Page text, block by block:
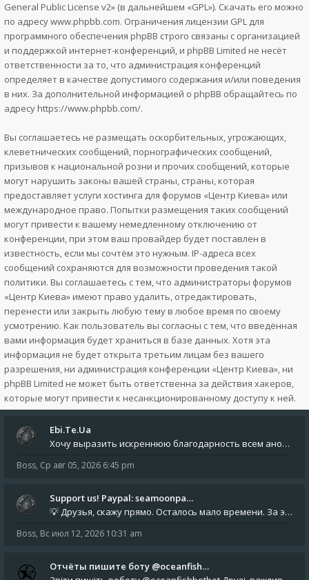
General Public License v2» (в дальнейшем «GPL»). Скачать его можно
по адресуwww.phpbb.com. Ограничения лицензии GPL для
программного обеспечения phpBB строго связаны с организацией
и поддержкой интернет-конференций, и phpBB Limited не несёт
ответственности за то, что администрация конференций
определяет в качестве допустимого содержания и/или поведения
в них. За дополнительной информацией о phpBB обращайтесь по
адресу https://www.phpbb.com/.
Вы соглашаетесь не размещать оскорбительных, угрожающих,
клеветнических сообщений, порнографических сообщений,
призывов к национальной розни и прочих сообщений, которые
могут нарушить законы вашей страны, страны, которая
предоставляет услуги хостинга для форумов «Центр Киева» или
международное право. Попытки размещения таких сообщений
могут привести к вашему немедленному отключению от
конференции, при этом ваш провайдер будет поставлен в
известность, если мы сочтём это нужным. IP-адреса всех
сообщений сохраняются для возможности проведения такой
политики. Вы соглашаетесь с тем, что администраторы форумов
«Центр Киева» имеют право удалить, отредактировать,
перенести или закрыть любую тему в любое время по своему
усмотрению. Как пользователь вы согласны с тем, что введённая
вами информация будет храниться в базе данных. Хотя эта
информация не будет открыта третьим лицам без вашего
разрешения, ни администрация конференции «Центр Киева», ни
phpBB Limited не может быть ответственна за действия хакеров,
которые могут привести к несанкционированному доступу к ней.
Ebi.Te.Ua
Хочу выразить искреннюю благодарность всем анонимным пользователям, которые поддержали наше сообщество финансово. Благод
Boss, Ср авг 05, 2026 6:45 pm
Support us! Paypal: seamoonpa…
💡 Друзья, скажу прямо. Осталось мало времени. За это время нам нужно закрыть последние обязательные расходы: около 500
Boss, Вс июл 12, 2026 10:31 am
Отчёты пишите боту @oceanfish…